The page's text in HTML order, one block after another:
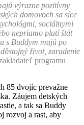
výrazne pozitívny
domovoch sa síce
sociálnymi
nepriamo platí štát
s Buddym majú po
život, zaradenie
programu
85 dvojíc prevažne
Záujem detských
a tak sa Buddy
rozvoj a rast, aby